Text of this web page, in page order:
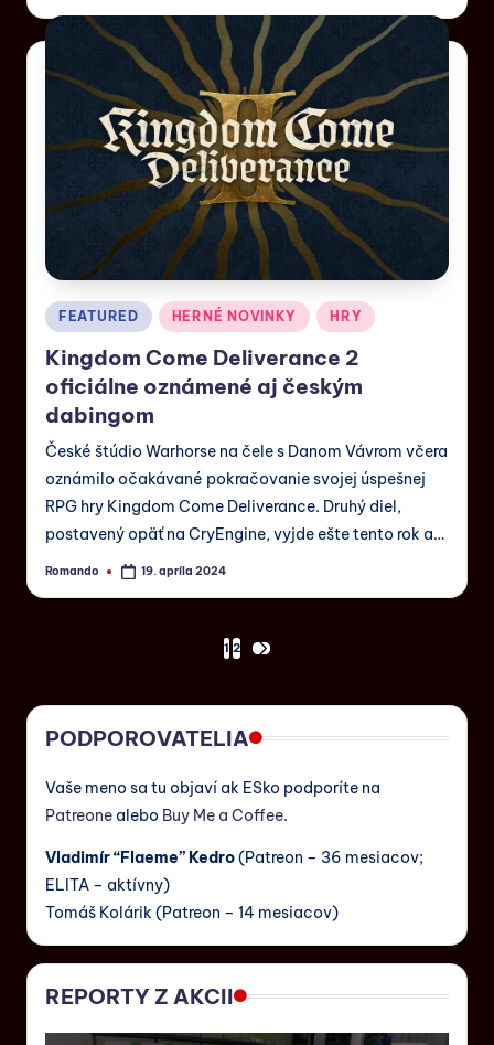
FEATURED HERNÉ NOVINKY HRY
Kingdom Come Deliverance 2
oficiálne oznámené aj českým
dabingom
České štúdio Warhorse na čele s Danom Vávrom včera
oznámilo očakávané pokračovanie svojej úspešnej
RPG hry Kingdom Come Deliverance. Druhý diel,
postavený opäť na CryEngine, vyjde ešte tento rok a…
Romando 19. apríla 2024
1 2
PODPOROVATELIA
Vaše meno sa tu objaví ak ESko podporíte na
Patreone alebo Buy Me a Coffee.
Vladimír “Flaeme” Kedro(Patreon – 36 mesiacov;
ELITA – aktívny)
Tomáš Kolárik (Patreon – 14 mesiacov)
REPORTY Z AKCII